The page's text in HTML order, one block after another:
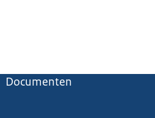
Documenten